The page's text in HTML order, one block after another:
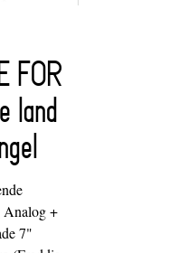
FOR
land
Analog +
7"